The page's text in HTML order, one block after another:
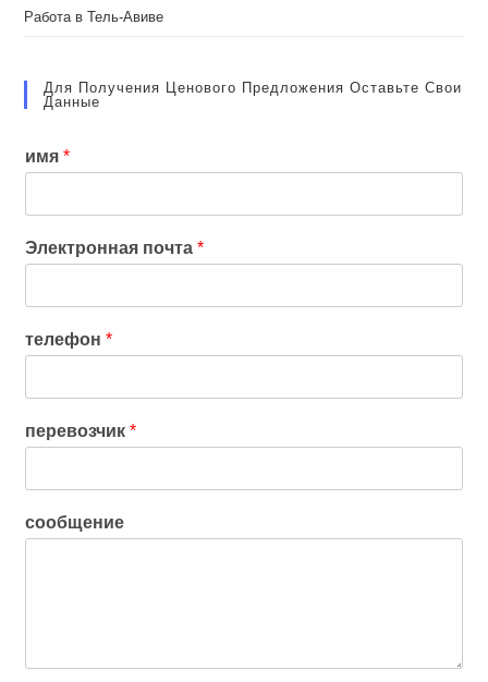
Работа в Тель-Авиве
Для Получения Ценового Предложения Оставьте Свои
Данные
имя*
Электронная почта*
телефон*
перевозчик*
сообщение